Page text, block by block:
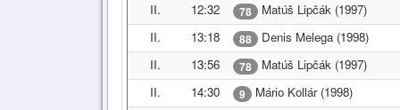
II.
12:32 78
Matúš Lipčák (1997)
II.
13:18 88
Denis Melega (1998)
II.
13:56 78
Matúš Lipčák (1997)
II.
14:30 9
Mário Kollár (1998)